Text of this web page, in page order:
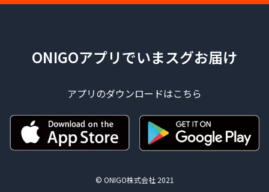
ONIGOアプリでいまスグお届け
アプリのダウンロードはこちら
© ONIGO株式会社 2021